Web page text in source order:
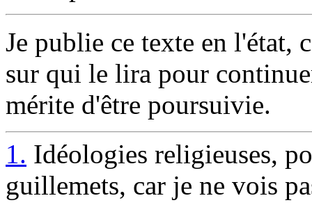
Je publie ce texte en l'état,
sur qui le lira pour
mérite d'être poursuivie.
1. Idéologies religieuses,
guillemets, car je ne vois